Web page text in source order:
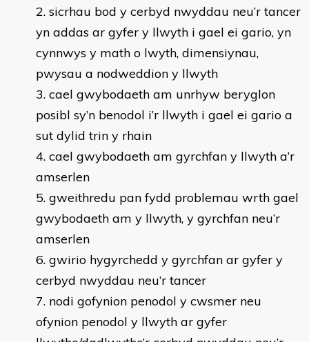
sicrhau bod y cerbyd nwyddau neu’r tancer
yn addas ar gyfer y llwyth i gael ei gario, yn
cynnwys y math o lwyth, dimensiynau,
pwysau a nodweddion y llwyth
cael gwybodaeth am unrhyw beryglon
posibl sy’n benodol i’r llwyth i gael ei gario a
sut dylid trin y rhain
cael gwybodaeth am gyrchfan y llwyth a’r
amserlen
gweithredu pan fydd problemau wrth gael
gwybodaeth am y llwyth, y gyrchfan neu’r
amserlen
gwirio hygyrchedd y gyrchfan ar gyfer y
cerbyd nwyddau neu’r tancer
nodi gofynion penodol y cwsmer neu
ofynion penodol y llwyth ar gyfer